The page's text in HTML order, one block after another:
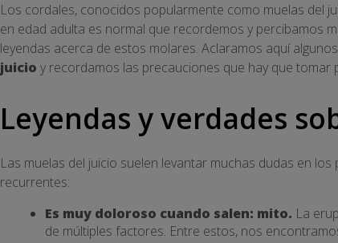
Los cordales, conocidos popularmente como muelas del
en edad adulta es normal que recordemos y percibamos
leyendas acerca de estos molares. Aclaramos aquí algunos
juicio y recordamos las precauciones que hay que tomar
Leyendas y verdades
Las muelas del juicio suelen levantar muchas dudas en
recurrentes:
Es muy doloroso cuando salen: mito. La
de múltiples factores. Entre estos, nos